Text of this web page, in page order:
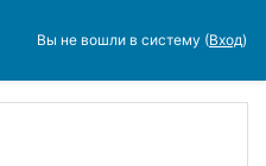
Вы не вошли в систему (Вход)